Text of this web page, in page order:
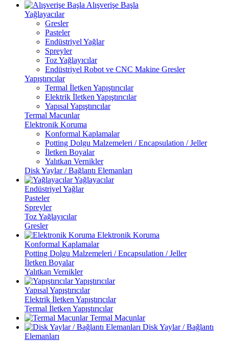
Alışverişe Başla
Yağlayacılar
Gresler
Pasteler
Endüstriyel Yağlar
Spreyler
Toz Yağlayıcılar
Endüstriyel Robot ve CNC Makine Gresler
Yapıştırıcılar
Termal İletken Yapıştırıcılar
Elektrik İletken Yapıştırıcılar
Yapısal Yapıştırıcılar
Termal Macunlar
Elektronik Koruma
Konformal Kaplamalar
Potting Dolgu Malzemeleri / Encapsulation / Jeller
İletken Boyalar
Yalıtkan Vernikler
Disk Yaylar / Bağlantı Elemanları
Yağlayacılar
Endüstriyel Yağlar
Pasteler
Spreyler
Toz Yağlayıcılar
Gresler
Elektronik Koruma
Konformal Kaplamalar
Potting Dolgu Malzemeleri / Encapsulation / Jeller
İletken Boyalar
Yalıtkan Vernikler
Yapıştırıcılar
Yapısal Yapıştırıcılar
Elektrik İletken Yapıştırıcılar
Termal İletken Yapıştırıcılar
Termal Macunlar
Disk Yaylar / Bağlantı
Elemanları